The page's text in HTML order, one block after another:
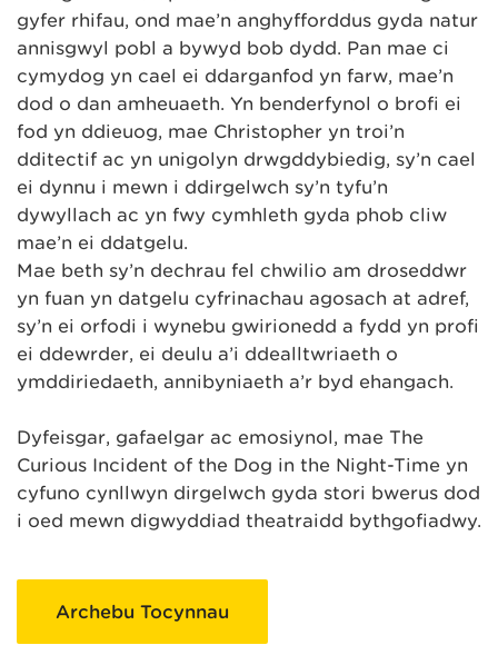
gyfer rhifau, ond mae’n anghyfforddus gyda natur
annisgwyl pobl a bywyd bob dydd. Pan mae ci
cymydog yn cael ei ddarganfod yn farw, mae’n
dod o dan amheuaeth. Yn benderfynol o brofi ei
fod yn ddieuog, mae Christopher yn troi’n
dditectif ac yn unigolyn drwgddybiedig, sy’n cael
ei dynnu i mewn i ddirgelwch sy’n tyfu’n
dywyllach ac yn fwy cymhleth gyda phob cliw
mae’n ei ddatgelu.
Mae beth sy’n dechrau fel chwilio am droseddwr
yn fuan yn datgelu cyfrinachau agosach at adref,
sy’n ei orfodi i wynebu gwirionedd a fydd yn profi
ei ddewrder, ei deulu a’i ddealltwriaeth o
ymddiriedaeth, annibyniaeth a’r byd ehangach.
Dyfeisgar, gafaelgar ac emosiynol, mae The
Curious Incident of the Dog in the Night-Time yn
cyfuno cynllwyn dirgelwch gyda stori bwerus dod
i oed mewn digwyddiad theatraidd bythgofiadwy.
Archebu Tocynnau